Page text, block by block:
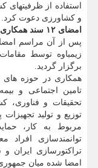
استفاده از
و کشاورزی دعوت کرد.
امضای ۱۲ سند همکاری میان ایران و زیمباوه
زیمباوه توسط
برگزار گردید.
همکاری در حوزه های
تامین اجتماعی و
تحقیقات و فناوری،
توزیع و تولید
مربوط به کار،
توانمندسازی
تراکتورسازی ایران
امضا شده میان جمهوری